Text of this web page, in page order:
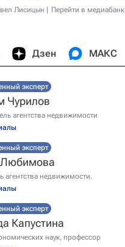
Лисицын
Перейти в медиабанк
Дзен МАКС
эксперт
Чурилов
агентства недвижимости
эксперт
агентства недвижимости.
эксперт
Капустина
наук, профессор